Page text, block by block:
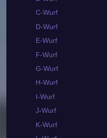
C-Wurf
D-Wurf
E-Wurf
F-Wurf
G-Wurf
H-Wurf
I-Wurf
J-Wurf
K-Wurf